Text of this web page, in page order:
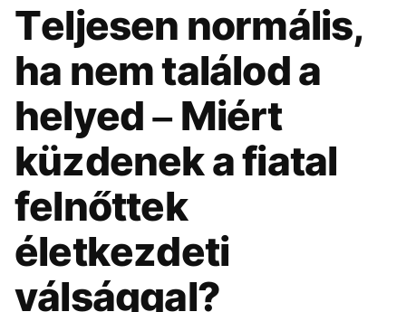
ZENE DIVAT
KULTÚRA ENTR
FILM + SOROZAT TECH-TUDOMÁNY
SPORT TÁRSADALOM
ÉLETMÓD
BESZÉLGETÉSEK ARCOK
VIDEÓ TÖRTÉNETEK
DUNA KONCERT
ARIANA GRANDE KÁVÉ
ENERGIAVÁLSÁG MADONNA
FIDESZ
CHRISTOPHER
NOLAN
Teljesen normális,
ha nem találod a
helyed – Miért
küzdenek a fiatal
felnőttek
életkezdeti
válsággal?